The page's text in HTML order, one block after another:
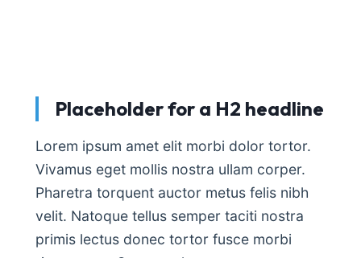
Placeholder for a H2 headline
Lorem ipsum amet elit morbi dolor tortor.
Vivamus eget mollis nostra ullam corper.
Pharetra torquent auctor metus felis nibh
velit. Natoque tellus semper taciti nostra
primis lectus donec tortor fusce morbi